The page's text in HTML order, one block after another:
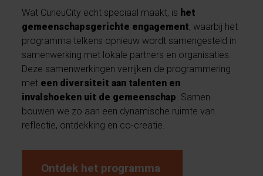
Wat CurieuCity echt speciaal maakt, is het
gemeenschapsgerichte engagement, waarbij het
programma telkens opnieuw wordt samengesteld in
samenwerking met lokale partners en organisaties.
Deze samenwerkingen verrijken de programmering
met een diversiteit aan talenten en
invalshoeken uit de gemeenschap. Samen
bouwen we zo aan een dynamische ruimte van
reflectie, ontdekking en co-creatie.
Ontdek het programma